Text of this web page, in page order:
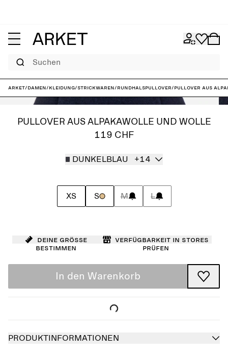
Suchen
ARKET/Damen/Kleidung/Strickwaren/Rundhalspullover/Pullover aus
PULLOVER AUS ALPAKAWOLLE UND WOLLE
119 CHF
DUNKELBLAU +14
XS S M L
Deine Größe
bestimmen
Verfügbarkeit in Stores
prüfen
In den Warenkorb
PRODUKTINFORMATIONEN